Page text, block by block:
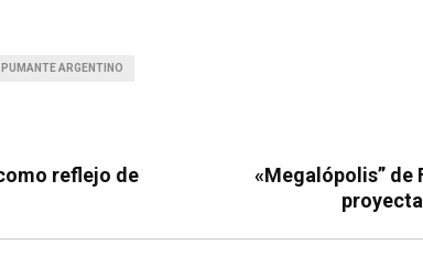
ARGENTINO
reflejo de
«Megalópolis” de